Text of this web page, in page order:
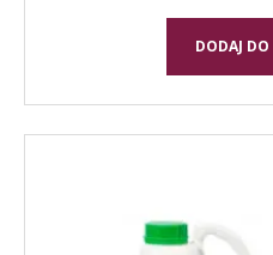
DODAJ